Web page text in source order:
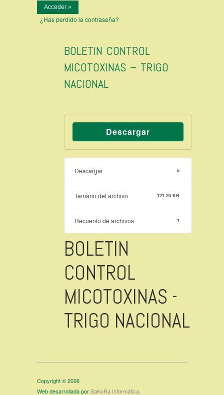
¿Has perdido la contraseña?
BOLETIN CONTROL
MICOTOXINAS – TRIGO
NACIONAL
Descargar
Descargar 5
Tamaño del archivo 121.20 KB
Recuento de archivos 1
BOLETIN
CONTROL
MICOTOXINAS -
TRIGO NACIONAL
Copyright © 2026
Web desarrollada porSaKuRa Informática.